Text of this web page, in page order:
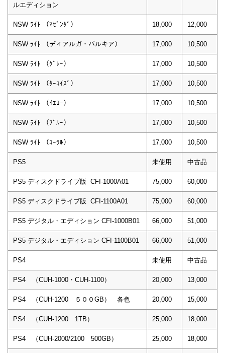
ルエディション
NSW ﾗｲﾄ （ﾏｾﾞﾝﾀﾞ） 18,000 12,000
NSW ﾗｲﾄ （ディアルガ・パルキア） 17,000 10,500
NSW ﾗｲﾄ （ｸﾞﾚｰ） 17,000 10,500
NSW ﾗｲﾄ （ﾀｰｺｲｽﾞ） 17,000 10,500
NSW ﾗｲﾄ （ｲｴﾛｰ） 17,000 10,500
NSW ﾗｲﾄ （ﾌﾞﾙｰ） 17,000 10,500
NSW ﾗｲﾄ （ｺｰﾗﾙ） 17,000 10,500
PS5 未使用 中古品
PS5 ディスクドライブ版 CFI-1000A01 75,000 60,000
PS5 ディスクドライブ版 CFI-1100A01 75,000 60,000
PS5 デジタル・エディション CFI-1000B01 66,000 51,000
PS5 デジタル・エディション CFI-1100B01 66,000 51,000
PS4 未使用 中古品
PS4 （CUH-1000・CUH-1100） 20,000 13,000
PS4 （CUH-1200 ５００GB） 各色 20,000 15,000
PS4 （CUH-1200 1TB） 25,000 18,000
PS4 （CUH-2000/2100 500GB） 25,000 18,000